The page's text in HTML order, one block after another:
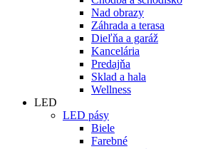
Nad obrazy
Záhrada a terasa
Dieľňa a garáž
Kancelária
Predajňa
Sklad a hala
Wellness
LED
LED pásy
Biele
Farebné